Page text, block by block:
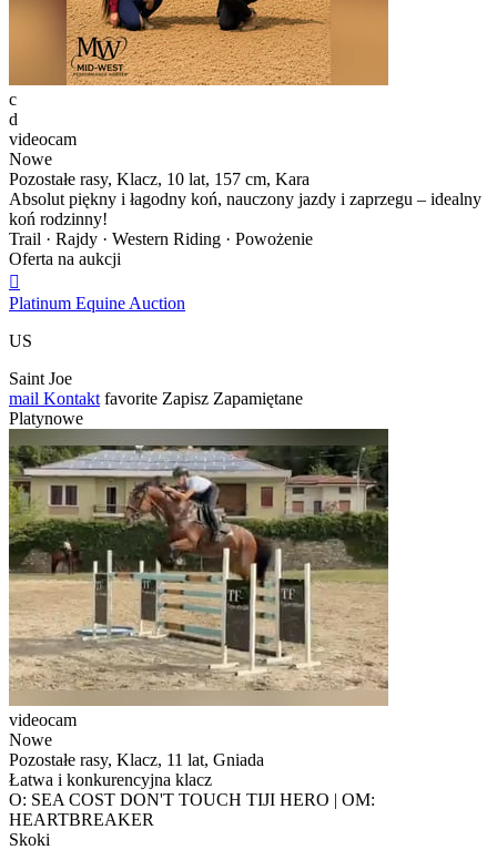
c
d
videocam
Nowe
Pozostałe rasy, Klacz, 10 lat, 157 cm, Kara
Absolut piękny i łagodny koń, nauczony jazdy i zaprzegu – idealny
koń rodzinny!
Trail · Rajdy · Western Riding · Powożenie
Oferta na aukcji

Platinum Equine Auction
US
Saint Joe
mail Kontakt favorite Zapisz Zapamiętane
Platynowe
videocam
Nowe
Pozostałe rasy, Klacz, 11 lat, Gniada
Łatwa i konkurencyjna klacz
O: SEA COST DON'T TOUCH TIJI HERO | OM:
HEARTBREAKER
Skoki